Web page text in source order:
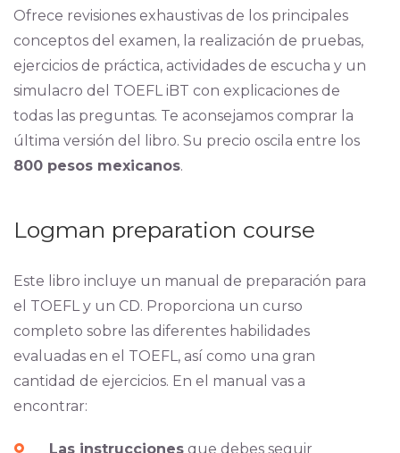
Ofrece revisiones exhaustivas de los principales
conceptos del examen, la realización de pruebas,
ejercicios de práctica, actividades de escucha y un
simulacro del TOEFL iBT con explicaciones de
todas las preguntas. Te aconsejamos comprar la
última versión del libro. Su precio oscila entre los
800 pesos mexicanos.
Logman preparation course
Este libro incluye un manual de preparación para
el TOEFL y un CD. Proporciona un curso
completo sobre las diferentes habilidades
evaluadas en el TOEFL, así como una gran
cantidad de ejercicios. En el manual vas a
encontrar:
Las instruccionesque debes seguir